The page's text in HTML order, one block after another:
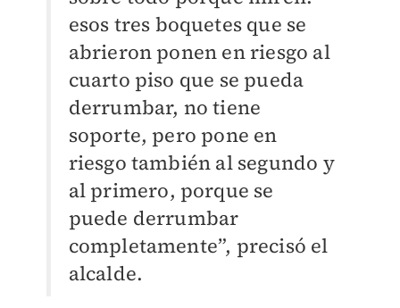
esos tres boquetes que se
abrieron ponen en riesgo al
cuarto piso que se pueda
derrumbar, no tiene
soporte, pero pone en
riesgo también al segundo y
al primero, porque se
puede derrumbar
completamente”, precisó el
alcalde.